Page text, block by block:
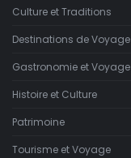
Culture et Traditions
Destinations de Voyage
Gastronomie et Voyage
Histoire et Culture
Patrimoine
Tourisme et Voyage